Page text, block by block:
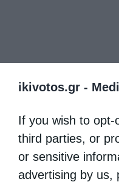
ikivotos.gr -
If you wish to
third parties, or
or sensitive
advertising by us,